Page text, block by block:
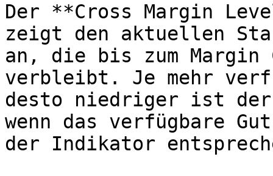
Der **Cross Margin
zeigt den aktuellen
an, die bis zum
verbleibt. Je mehr
desto niedriger ist der
wenn das verfügbare
der Indikator